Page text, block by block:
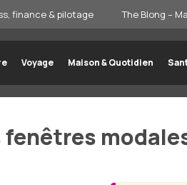
finance & pilotage The Blong –
Voyage Maison & Quotidien